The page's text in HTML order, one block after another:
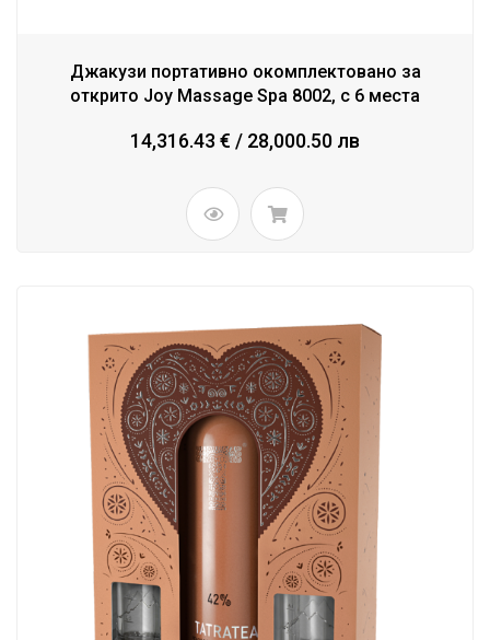
Джакузи портативно окомплектовано за
открито Joy Massage Spa 8002, с 6 места
14,316.43 € / 28,000.50 лв